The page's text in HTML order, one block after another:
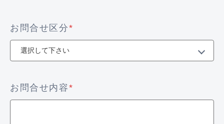
お問合せ区分*
お問合せ内容*